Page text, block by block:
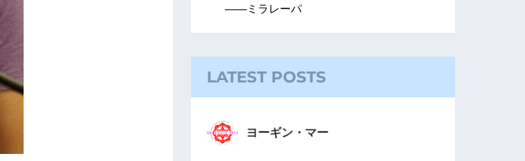
――ミラレーパ
LATEST POSTS
ヨーギン・マー